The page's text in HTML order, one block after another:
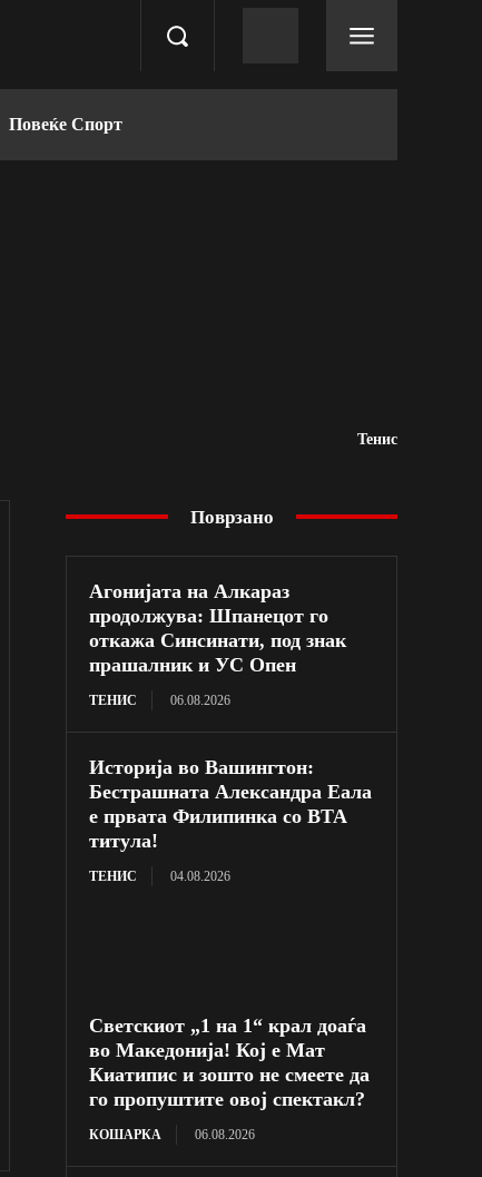
Повеќе Спорт
Тенис
Поврзано
Агонијата на Алкараз
продолжува: Шпанецот го
откажа Синсинати, под знак
прашалник и УС Опен
ТЕНИС 06.08.2026
Историја во Вашингтон:
Бестрашната Александра Еала
е првата Филипинка со ВТА
титула!
ТЕНИС 04.08.2026
Светскиот „1 на 1“ крал доаѓа
во Македонија! Кој е Мат
Киатипис и зошто не смеете да
го пропуштите овој спектакл?
КОШАРКА 06.08.2026